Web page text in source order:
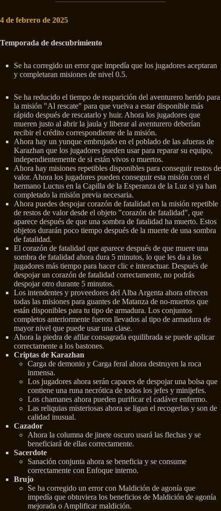
4 de febrero de 2025
Temporada de descubrimiento
Se ha corregido un error que impedía que los jugadores aceptaran
y completaran misiones de nivel 0.5.
Se ha reducido el tiempo de reaparición del aventurero herido para
la misión "Al rescate" para que vuelva a estar disponible más
rápido después de rescatarlo y huir. Ahora los jugadores que
mueren justo al abrir la jaula y liberar al aventurero deberían
recibir el crédito correspondiente de la misión.
Ahora hay un yunque embrujado en el poblado de las afueras de
Karazhan que los jugadores pueden usar para reparar su equipo,
independientemente de si están vivos o muertos.
Ahora hay misiones repetibles disponibles para conseguir restos de
valor. Ahora los jugadores pueden conseguir esta misión con el
hermano Luctus en la Capilla de la Esperanza de la Luz si ya han
completado la misión previa necesaria.
Ahora puedes despojar corazón de fatalidad en la misión repetible
de restos de valor desde el objeto "corazón de fatalidad", que
aparece después de que una sombra de fatalidad ha muerto. Estos
objetos durarán poco tiempo después de la muerte de una sombra
de fatalidad.
El corazón de fatalidad que aparece después de que muere una
sombra de fatalidad ahora dura 5 minutos, lo que les da a los
jugadores más tiempo para hacer clic e interactuar. Después de
despojar un corazón de fatalidad correctamente, no podrás
despojar otro durante 5 minutos.
Los intendentes y proveedores del Alba Argenta ahora ofrecen
todas las misiones para guantes de Matanza de no-muertos que
están disponibles para tu tipo de armadura. Los conjuntos
completos anteriormente fueron llevados al tipo de armadura de
mayor nivel que puede usar una clase.
Ahora la piedra de afilar consagrada equilibrada se puede aplicar
correctamente a los bastones.
Criptas de Karazhan
Carga de demonio y Carga feral ahora destruyen la roca
inmensa.
Los jugadores ahora serán capaces de despojar una bolsa que
contiene una runa necrótica de todos los jefes y minijefes.
Los chamanes ahora pueden purificar el cadáver enfermo.
Las reliquias misteriosas ahora se ligan el recogerlas y son de
calidad inusual.
Cazador
Ahora la columna de jinete oscuro usará las flechas y se
beneficiará de ellas correctamente.
Sacerdote
Sanación conjunta ahora se beneficia y se consume
correctamente con Enfoque interno.
Brujo
Se ha corregido un error con Maldición de agonía que
impedía que obtuviera los beneficios de Maldición de agonía
mejorada o Amplificar maldición.